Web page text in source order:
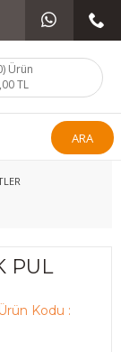
Ürün
TL
ARA
PUL
Kodu :